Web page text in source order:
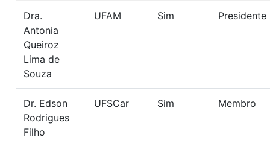
Dra.
Antonia
Queiroz
Lima de
Souza
UFAM Sim Presidente
Dr. Edson
Rodrigues
Filho
UFSCar Sim Membro